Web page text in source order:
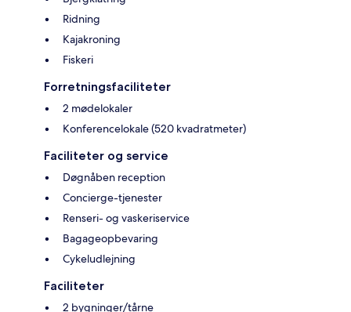
Ridning
Kajakroning
Fiskeri
Forretningsfaciliteter
2 mødelokaler
Konferencelokale (520 kvadratmeter)
Faciliteter og service
Døgnåben reception
Concierge-tjenester
Renseri- og vaskeriservice
Bagageopbevaring
Cykeludlejning
Faciliteter
2 bygninger/tårne